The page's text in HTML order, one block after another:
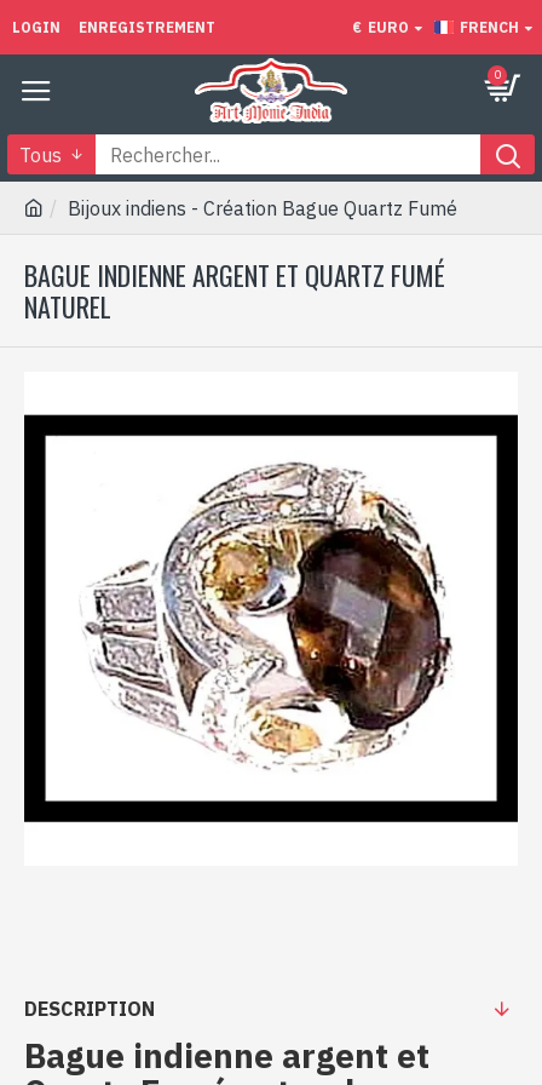
LOGIN ENREGISTREMENT € EURO FRENCH
0
Tous
Bijoux indiens - Création Bague Quartz Fumé
BAGUE INDIENNE ARGENT ET QUARTZ FUMÉ
NATUREL
DESCRIPTION
Bague indienne argent et